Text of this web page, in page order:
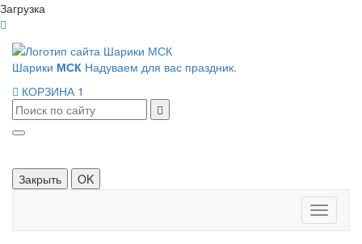
Загрузка
Шарики МСК Надуваем для вас праздник.
КОРЗИНА 1
Закрыть OK
Панель